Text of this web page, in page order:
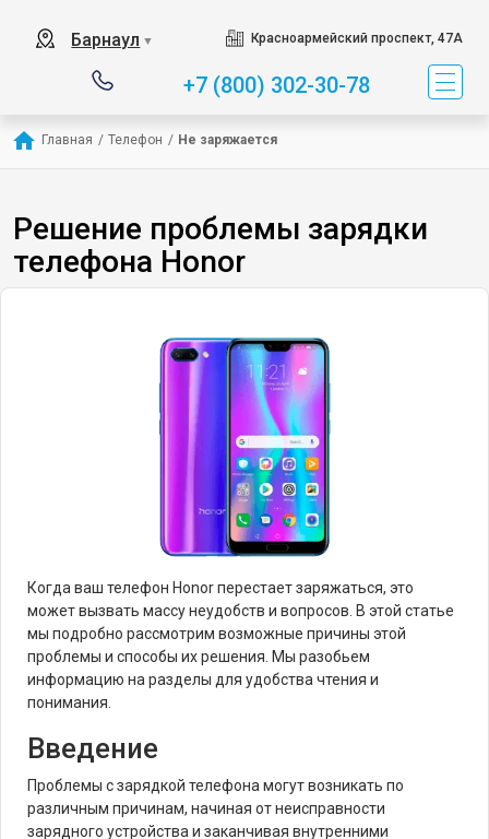
Барнаул ▼ Красноармейский проспект, 47А
+7 (800) 302-30-78
Главная / Телефон / Не заряжается
Решение проблемы зарядки
телефона Honor
Когда ваш телефон Honor перестает заряжаться, это
может вызвать массу неудобств и вопросов. В этой статье
мы подробно рассмотрим возможные причины этой
проблемы и способы их решения. Мы разобьем
информацию на разделы для удобства чтения и
понимания.
Введение
Проблемы с зарядкой телефона могут возникать по
различным причинам, начиная от неисправности
зарядного устройства и заканчивая внутренними